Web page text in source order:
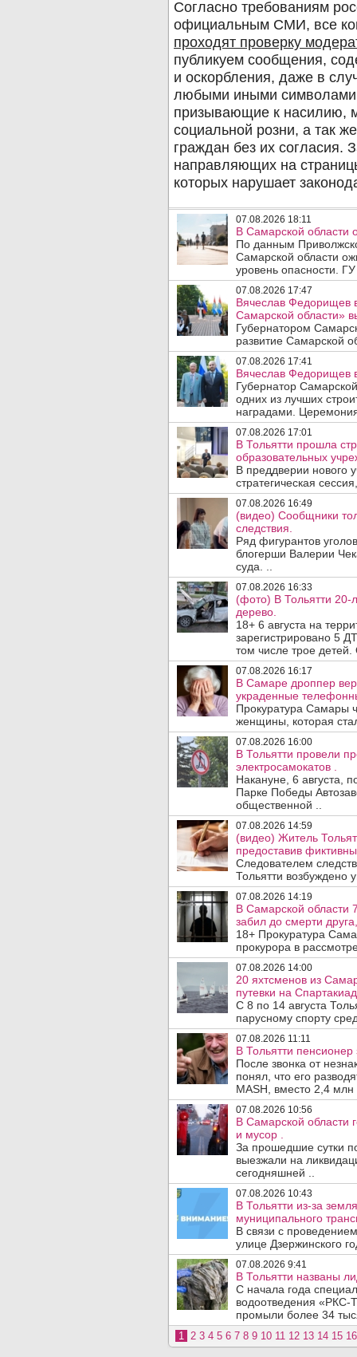
07.08.2026 18:11
В Самарской области
По данным
Самарской области
уровень опасности.
07.08.2026 17:47
Вячеслав Федорищев
Самарской области»
Губернатором
развитие Самарской
07.08.2026 17:41
Вячеслав Федорищев
Губернатор
одних из лучших
наградами.
07.08.2026 17:01
В Тольятти прошла
образовательных
В преддверии нового
стратегическая
07.08.2026 16:49
(видео) Сообщники
следствия.
Ряд фигурантов
блогерши Валерии
суда. ..
07.08.2026 16:33
(фото) В Тольятти 20-
дерево.
18+ 6 августа на
зарегистрировано 5
том числе трое
07.08.2026 16:17
В Самаре дроппер
украденные
Прокуратура Самары
женщины, которая
07.08.2026 16:00
В Тольятти провели
электросамокатов .
Накануне, 6 августа,
Парке Победы
общественной ..
07.08.2026 14:59
(видео) Житель
предоставив
Следователем
Тольятти возбуждено
07.08.2026 14:19
В Самарской области
забил до смерти
18+ Прокуратура
прокурора в
07.08.2026 14:00
20 яхтсменов из
путевки на
С 8 по 14 августа
парусному спорту
07.08.2026 11:11
В Тольятти
После звонка от
понял, что его
MASH, вместо 2,4 млн
07.08.2026 10:56
В Самарской области
и мусор .
За прошедшие сутки
выезжали на
сегодняшней ..
07.08.2026 10:43
В Тольятти из-за
муниципального
В связи с
улице Дзержинского
07.08.2026 9:41
В Тольятти названы
С начала года
водоотведения «РКС-
промыли более 34
1 2 3 4 5 6 7 8 9 10 11 12 13 14 15 16